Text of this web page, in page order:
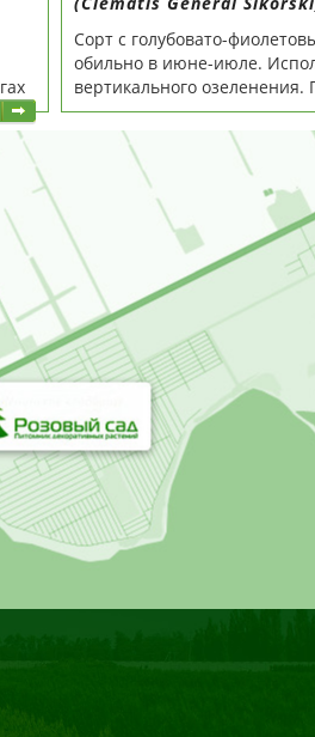
Сорт с голубовато-
обильно в июне-июле.
вертикального озеленения.